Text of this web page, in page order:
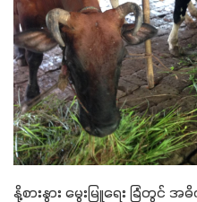
နို့စားနွား မွေးမြူရေး ခြံတွ